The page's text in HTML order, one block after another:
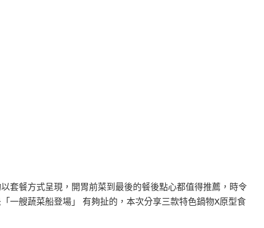
以套餐方式呈現，開胃前菜到最後的餐後點心都值得推薦，時令
一艘蔬菜船登場」 有夠扯的，本次分享三款特色鍋物X原型食